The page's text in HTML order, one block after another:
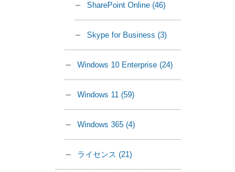
SharePoint Online (46)
Skype for Business (3)
Windows 10 Enterprise (24)
Windows 11 (59)
Windows 365 (4)
ライセンス (21)